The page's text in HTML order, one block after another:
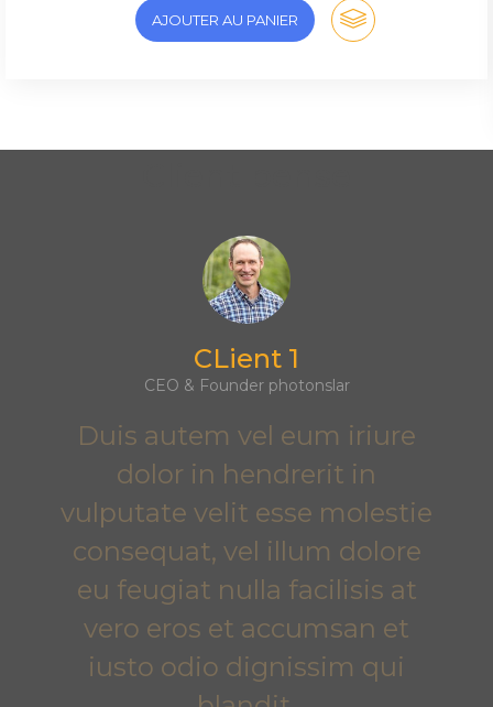
AJOUTER AU PANIER
CLient 1
CEO & Founder photonslar
Duis autem vel eum iriure
dolor in hendrerit in
vulputate velit esse molestie
consequat, vel illum dolore
eu feugiat nulla facilisis at
vero eros et accumsan et
iusto odio dignissim qui